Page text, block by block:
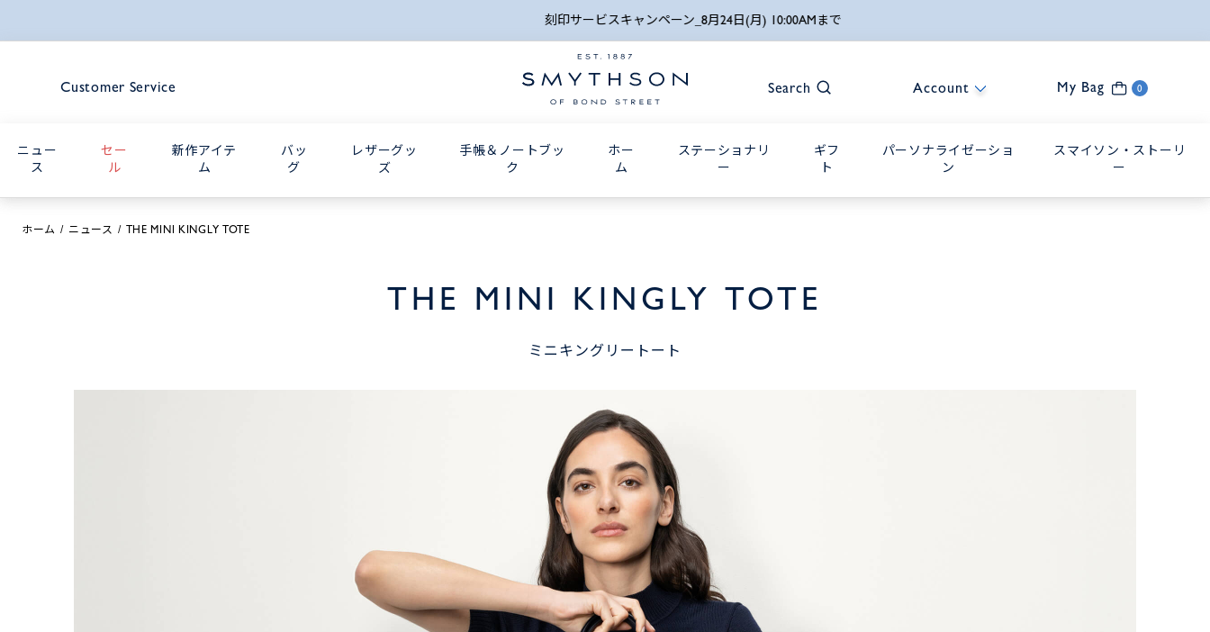
刻印サービスキャンペーン_8月24日(月) 10:00AMまで
Customer Service Search Account My Bag 0
ニュー
ス
セー
ル
新作アイテ
ム
バッ
グ
レザーグッ
ズ
手帳＆ノートブッ
ク
ホー
ム
ステーショナリ
ー
ギフ
ト
パーソナライゼーショ
ン
スマイソン・ストーリ
ー
ホーム ニュース THE MINI KINGLY TOTE
THE MINI KINGLY TOTE
ミニキングリートート